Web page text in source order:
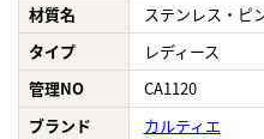
材質名
ステンレス・ピ
タイプ
レディース
管理NO
CA1120
ブランド
カルティエ